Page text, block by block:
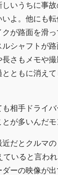
しいうちに事
よ。他にも
が路面を滑
シャフトが
さもメモや
ともに消えて
相手ドライバ
が多いんだモ
だとクルマの
ていると言わ
ーの映像が